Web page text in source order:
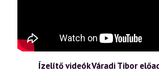
Ízelítő videók Váradi Tibor